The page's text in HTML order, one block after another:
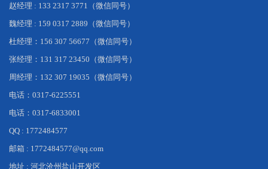
赵经理 : 133 2317 3771（微信同号）
魏经理 : 159 0317 2889（微信同号）
杜经理：156 307 56677（微信同号）
张经理：131 317 23450（微信同号）
周经理：132 307 19035（微信同号）
电话：0317-6225551
电话：0317-6833001
QQ : 1772484577
邮箱 : 1772484577@qq.com
地址 : 河北沧州盐山开发区